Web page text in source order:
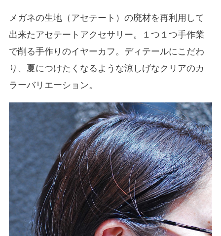
メガネの生地（アセテート）の廃材を再利用して
出来たアセテートアクセサリー。１つ１つ手作業
で削る手作りのイヤーカフ。ディテールにこだわ
り、夏につけたくなるような涼しげなクリアのカ
ラーバリエーション。